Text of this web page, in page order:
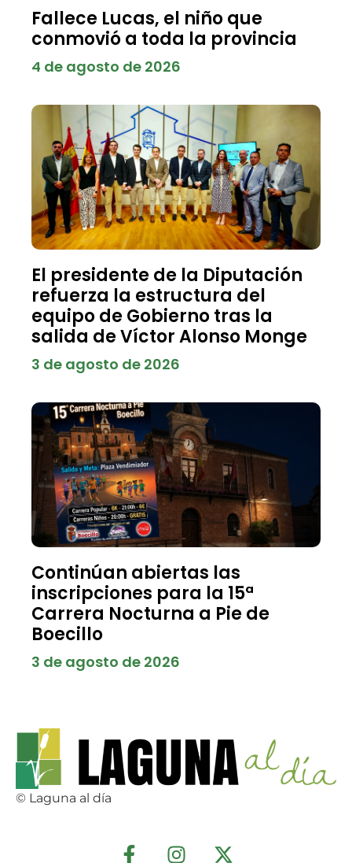
Fallece Lucas, el niño que
conmovió a toda la provincia
4 de agosto de 2026
El presidente de la Diputación
refuerza la estructura del
equipo de Gobierno tras la
salida de Víctor Alonso Monge
3 de agosto de 2026
Continúan abiertas las
inscripciones para la 15ª
Carrera Nocturna a Pie de
Boecillo
3 de agosto de 2026
© Laguna al día